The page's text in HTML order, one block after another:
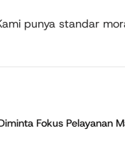
punya standar
Fokus Pelayanan